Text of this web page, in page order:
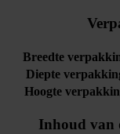
Breedte
Diepte
Hoogte
Inhoud van